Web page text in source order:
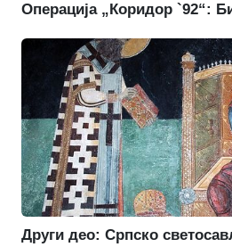
Операција „Коридор `92“:
Други део: Српско